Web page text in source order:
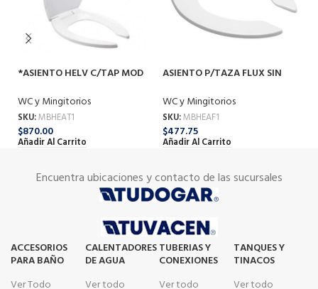
*ASIENTO HELV C/TAP MOD
WC y Mingitorios
SKU:MBHEAT1
$870.00
Añadir Al Carrito
ASIENTO P/TAZA FLUX SIN
WC y Mingitorios
SKU:MBHEAF1
$477.75
Añadir Al Carrito
Encuentra ubicaciones y contacto de las sucursales
ACCESORIOS
PARA BAÑO
Ver Todo
CALENTADORES
DE AGUA
Ver todo
TUBERIAS Y
CONEXIONES
Ver todo
TANQUES Y
TINACOS
Ver todo